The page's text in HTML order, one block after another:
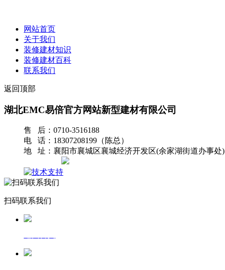
网站首页
关于我们
装修建材知识
装修建材百科
联系我们
返回顶部
湖北EMC易倍官方网站新型建材有限公司
售 后：0710-3516188
电 话：18307208199（陈总）
地 址：襄阳市襄城区襄城经济开发区(余家湖街道办事处)
扫码联系我们